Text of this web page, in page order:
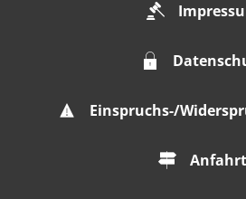
Einspruchs-/
Anfahrt